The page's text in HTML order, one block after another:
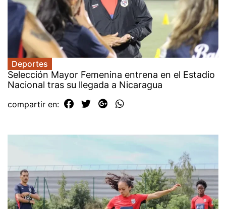
Deportes
Selección Mayor Femenina entrena en el Estadio
Nacional tras su llegada a Nicaragua
compartir en: